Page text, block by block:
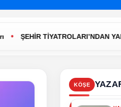
TİYATROLARI’NDAN YARATICI
KÖŞE